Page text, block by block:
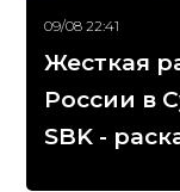
09/08 22:41
Жесткая
России в
SBK -